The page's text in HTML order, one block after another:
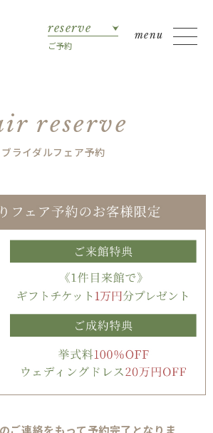
reserve
ご予約
reserve
ブライダルフェア予約
ご連絡をもって予約完了となりま